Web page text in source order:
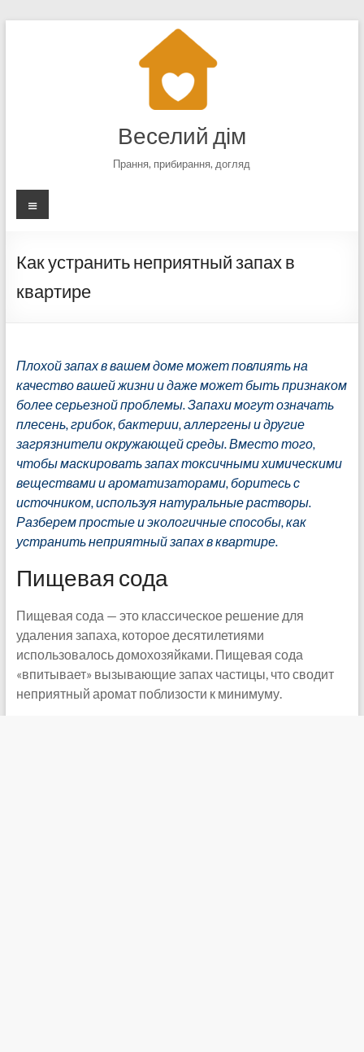
Веселий дім
Прання, прибирання, догляд
Меню
Как устранить неприятный запах в
квартире
Плохой запах в вашем доме может повлиять на
качество вашей жизни и даже может быть признаком
более серьезной проблемы. Запахи могут означать
плесень, грибок, бактерии, аллергены и другие
загрязнители окружающей среды.Вместо того,
чтобы маскировать запах токсичными химическими
веществами и ароматизаторами, боритесь с
источником, используя натуральные растворы.
Разберем простые и экологичные способы, как
устранить неприятный запах в квартире.
Пищевая сода
Пищевая сода — это классическое решение для
удаления запаха, которое десятилетиями
использовалось домохозяйками. Пищевая сода
«впитывает» вызывающие запах частицы, что сводит
неприятный аромат поблизости к минимуму.